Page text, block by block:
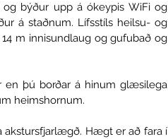
býður upp á ókeypis WiFi og
á staðnum. Lífsstíls heilsu- og
m innisundlaug og gufubað og
en þú borðar á hinum glæsilega
heimshornum.
akstursfjarlægð. Hægt er að fara í